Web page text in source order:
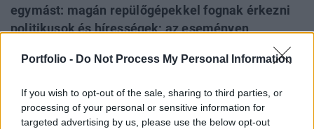
Portfolio - Do Not Process My Personal Information
If you wish to opt-out of the sale, sharing to third parties, or
processing of your personal or sensitive information for
targeted advertising by us, please use the below opt-out
egymást: magán repülőgépekkel fognak érkezni
politikusok és hírességek; az eseményen
felszólalók közelgő végzetet vizionálnak; a nem
kormányzati szervezetek felelősöket kiáltanak ki;
elkerülhetetlenül elhúzódnak; majd végezetül
aláírásra kerül egy új klímamegállapodás,